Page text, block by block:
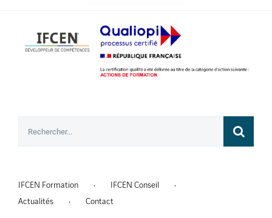
IFCEN Formation
IFCEN Conseil
Actualités
Contact